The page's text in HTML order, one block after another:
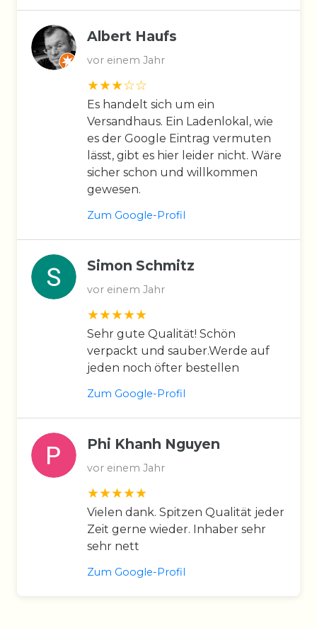
Albert Haufs
vor einem Jahr
Es handelt sich um ein
Versandhaus. Ein Ladenlokal, wie
es der Google Eintrag vermuten
lässt, gibt es hier leider nicht. Wäre
sicher schon und willkommen
gewesen.
Zum Google-Profil
Simon Schmitz
vor einem Jahr
Sehr gute Qualität! Schön
verpackt und sauber.Werde auf
jeden noch öfter bestellen
Zum Google-Profil
Phi Khanh Nguyen
vor einem Jahr
Vielen dank. Spitzen Qualität jeder
Zeit gerne wieder. Inhaber sehr
sehr nett
Zum Google-Profil